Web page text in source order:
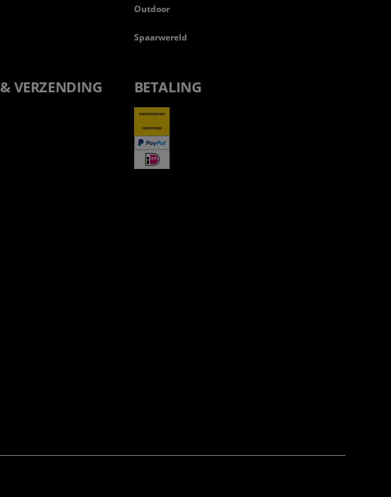
Outdoor
Spaarwereld
VERZENDING BETALING